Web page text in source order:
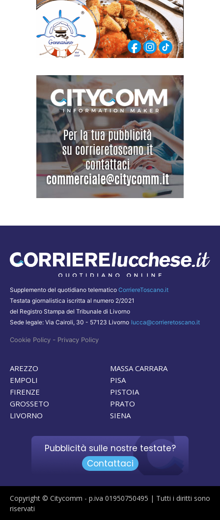
Supplemento del quotidiano telematico CorriereToscano.it
Testata giornalistica iscritta al numero 2/2021
del Registro Stampa del Tribunale di Livorno
Sede legale: Via Cairoli, 30 - 57123 Livorno lucca@corrieretoscano.it
Cookie Policy - Privacy Policy
AREZZO
EMPOLI
FIRENZE
GROSSETO
LIVORNO
MASSA CARRARA
PISA
PISTOIA
PRATO
SIENA
Pubblicità sulle nostre testate?
Contattaci
Copyright © Citycomm - p.iva 01950750495 | Tutti i diritti sono
riservati